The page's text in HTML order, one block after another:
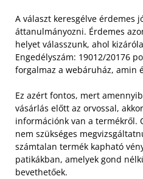
A választ keresgélve érdemes
áttanulmányozni. Érdemes
helyet válasszunk, ahol
Engedélyszám: 19012/20176
forgalmaz a webáruház, amin
Ez azért fontos, mert
vásárlás előtt az orvossal,
információnk van a termékről.
nem szükséges
számtalan termék kapható
patikákban, amelyek gond
bevethetőek.